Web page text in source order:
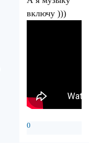
включу )))
0